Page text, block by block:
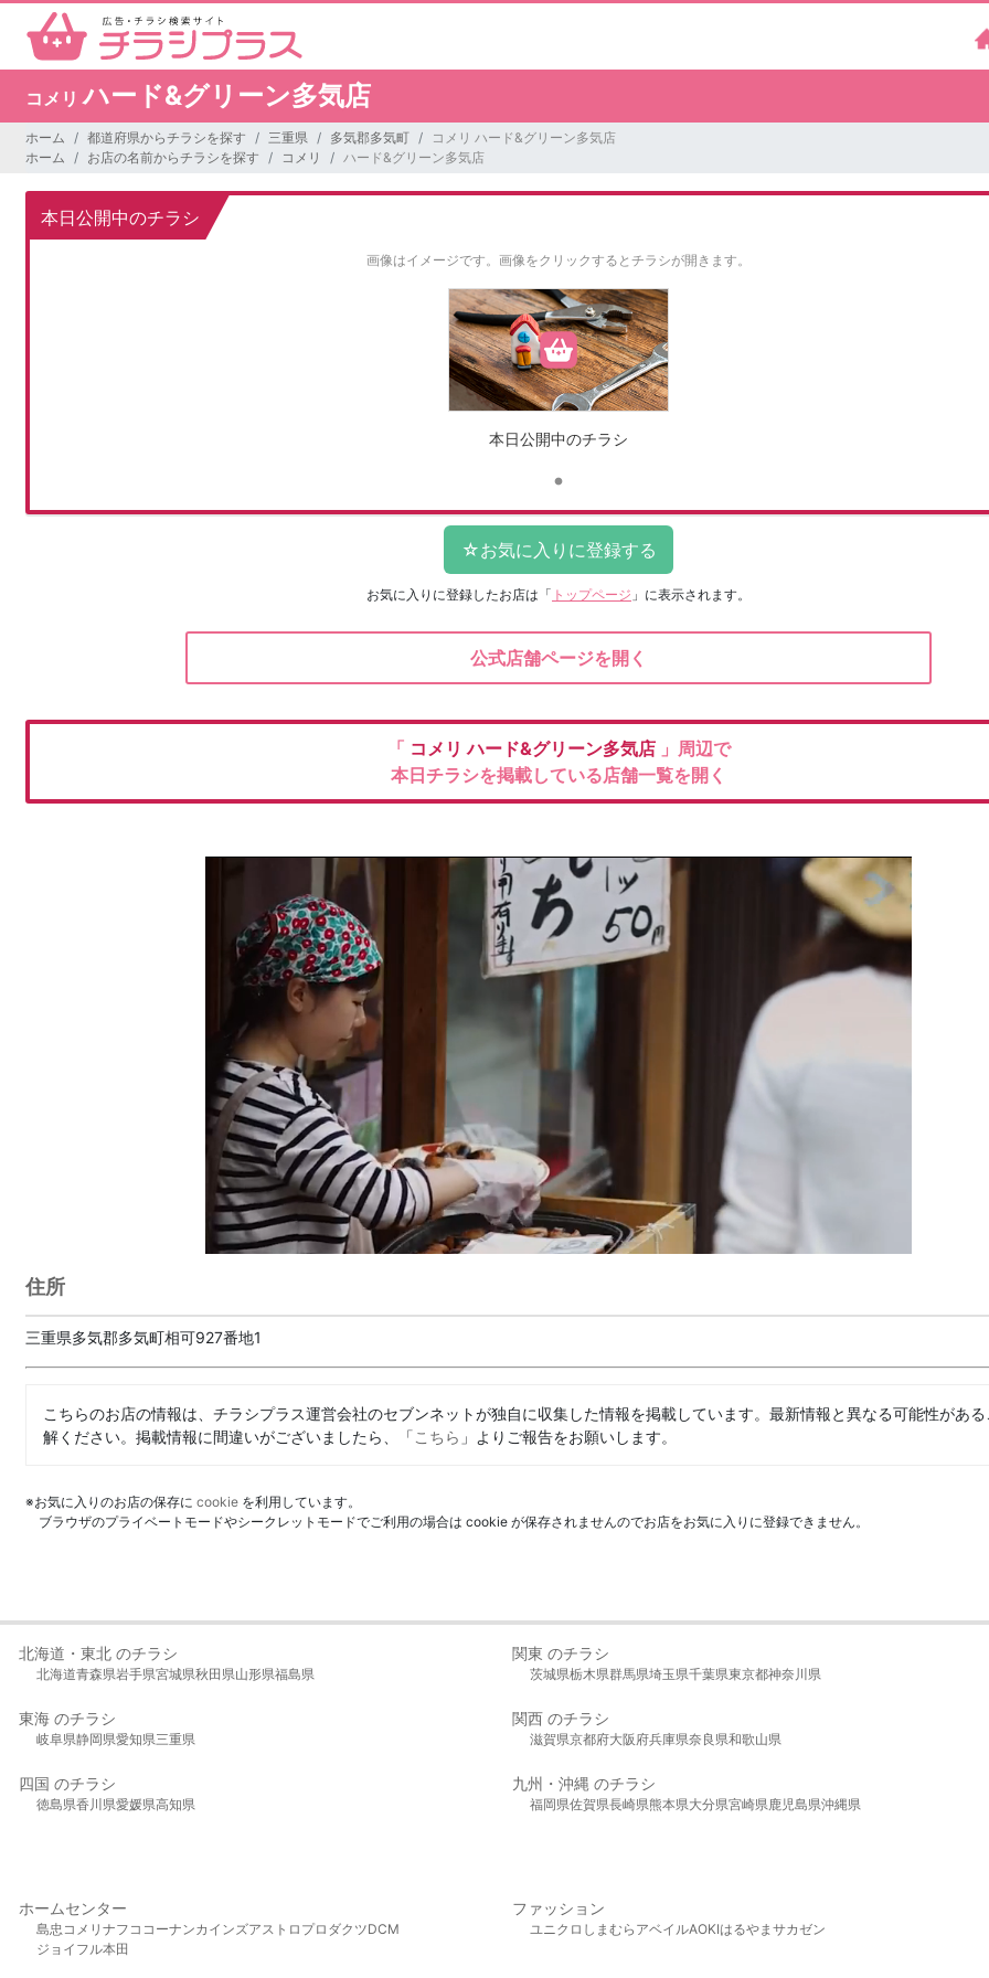
コメリハード&グリーン多気店
ホーム 都道府県からチラシを探す 三重県 多気郡多気町
コメリ ハード&グリーン多気店
ホーム
お店の名前からチラシを探す コメリ ハード&グリーン多気店
本日公開中のチラシ
画像はイメージです。 画像をクリックするとチラシが開きます。
本日公開中のチラシ
お気に入りに登録したお店は 「 トップページ 」に表示されます。
公式店舗ページを開く
「 コメリハード&グリーン多気店 」周辺で
本日チラシを掲載している店舗一覧を開く
住所
三重県多気郡多気町相可927番地1
こちらのお店の情報は、チラシプラス運営会社のセブンネットが独自に収集した情報を掲載しています。最新情報と異なる可能性があ
解ください。掲載情報に間違いがございましたら、「こちら 」よりご報告をお願いします。
※お気に入りのお店の保存に cookie を利用しています。
ブラウザのプライベートモードやシークレットモードでご利用の場合は cookie が保存されませんのでお店をお気に入りに登録できません。
北海道・東北 のチラシ
北海道青森県岩手県宮城県秋田県山形県福島県
関東 のチラシ
茨城県栃木県群馬県埼玉県千葉県東京都神奈川県
東海 のチラシ
岐阜県静岡県愛知県三重県
関西 のチラシ
滋賀県京都府大阪府兵庫県奈良県和歌山県
四国 のチラシ
徳島県香川県愛媛県高知県
九州・沖縄 のチラシ
福岡県佐賀県長崎県熊本県大分県宮崎県鹿児島県沖縄県
ホームセンター
島忠 コメリ ナフコ コーナンカインズアストロプロダクツDCM
ジョイフル本田
ファッション
ユニクロ しまむら アベイルAOKIはるやま サカゼン